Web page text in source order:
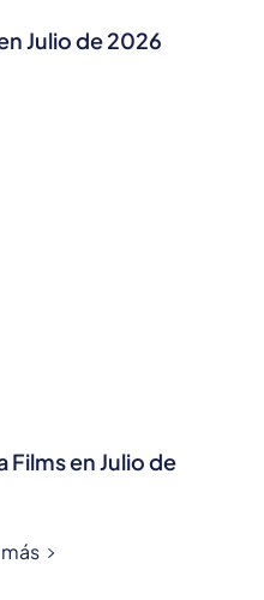
Julio de 2026
Films en Julio de